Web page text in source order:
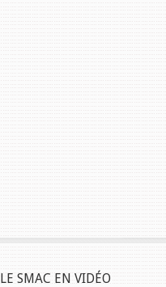
LE SMAC EN VIDÉO